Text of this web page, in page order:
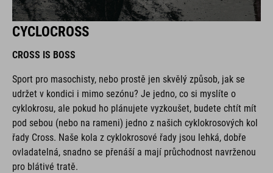
CYCLOCROSS
CROSS IS BOSS
Sport pro masochisty, nebo prostě jen skvělý způsob, jak se
udržet v kondici i mimo sezónu? Je jedno, co si myslíte o
cyklokrosu, ale pokud ho plánujete vyzkoušet, budete chtít mít
pod sebou (nebo na rameni) jedno z našich cyklokrosových kol
řady Cross. Naše kola z cyklokrosové řady jsou lehká, dobře
ovladatelná, snadno se přenáší a mají průchodnost navrženou
pro blátivé tratě.